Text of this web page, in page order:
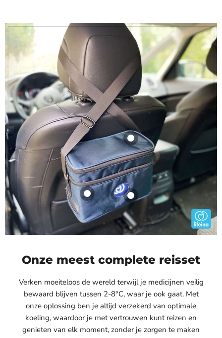
Elektrische
Medicijnkoelbox -
(2 - 8°C)
€259,95
Schoudertas voor
elektrische
koelbox
€59,95
Product
€19,99
View product
Onze meest complete reisset
Verken moeiteloos de wereld terwijl je medicijnen veilig
bewaard blijven tussen 2-8°C, waar je ook gaat. Met
onze oplossing ben je altijd verzekerd van optimale
koeling, waardoor je met vertrouwen kunt reizen en
genieten van elk moment, zonder je zorgen te maken